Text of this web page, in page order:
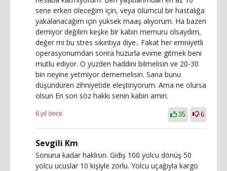
sene erken öleceğim için, veya ölümcül bir hastalığa
yakalanacağım için yüksek maaş alıyorum. Ha bazen
demiyor değilim keşke bir kabin memuru olsaydım,
değer mi bu stres sıkıntıya diye.. Fakat her emniyetli
operasyonumdan sonra huzurla evime gitmek beni
mutlu ediyor. O yüzden haddini bilmelisin ve 20-30
bin neyine yetmiyor dememelisin. Sana bunu
düşündüren zihniyetide eleştiriyorum. Ama ne olursa
olsun En son söz hakkı senin kabin amiri.
6 yıl önce 35 6
Sevgili Km
Sonuna kadar haklısın. Gidiş 100 yolcu dönüş 50
yolcu ucuslar 10 kişiyle zorlu. Yolcu uçağıyla kargo